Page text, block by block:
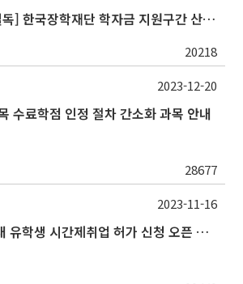
[장학금 신청자 필독] 한국장학재단 학자금 지원구간 산정 권고
20218
수료학점 인정 절차 간소화 과목 안내
28677
2023-12-20
학생정보시스템 내 유학생 시간제취업 허가 신청 오픈 안내
2023-11-16